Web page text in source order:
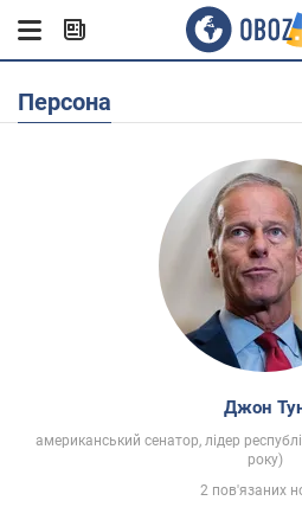
Персона
Джон
американський сенатор, лідер
року)
2 пов'язаних